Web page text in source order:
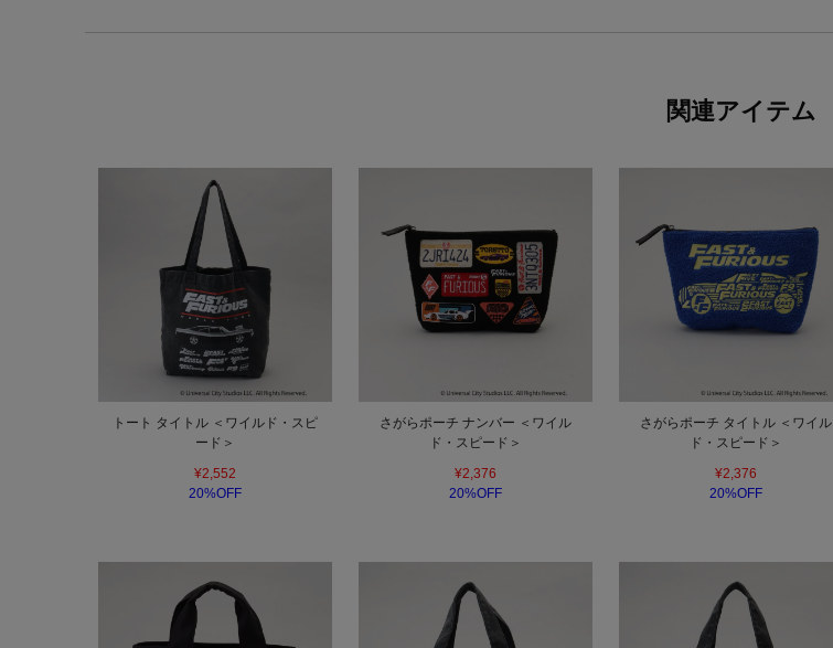
関連アイテム
トート タイトル ＜ワイルド・スピ
ード＞
¥2,552
20%OFF
さがらポーチ ナンバー ＜ワイル
ド・スピード＞
¥2,376
20%OFF
さがらポーチ タイトル ＜ワイル
ド・スピード＞
¥2,376
20%OFF